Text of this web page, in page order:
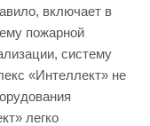
включает в
пожарной
систему
«Интеллект» не
легко